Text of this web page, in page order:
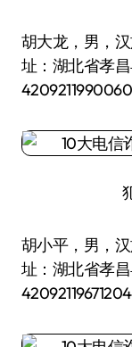
胡大龙，男，
址：湖北省孝
胡小平，男，
址：湖北省孝